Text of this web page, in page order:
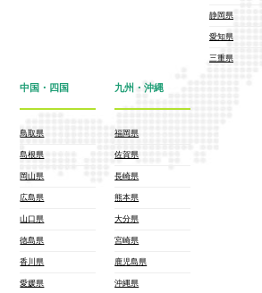
静岡県
愛知県
三重県
中国・四国
鳥取県
島根県
岡山県
広島県
山口県
徳島県
香川県
愛媛県
九州・沖縄
福岡県
佐賀県
長崎県
熊本県
大分県
宮崎県
鹿児島県
沖縄県